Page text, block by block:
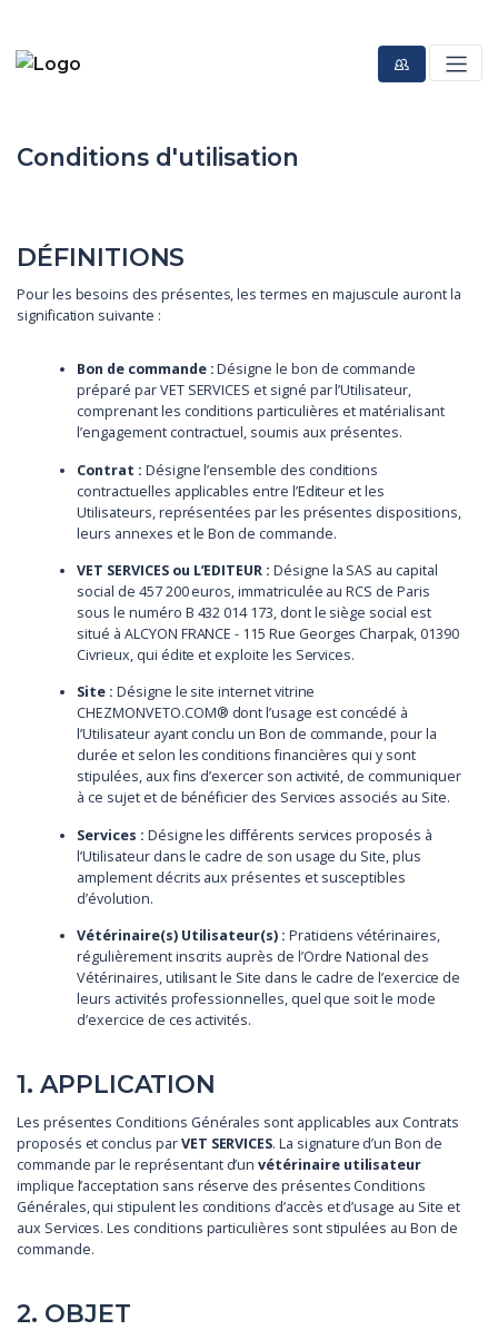
Conditions d'utilisation
DÉFINITIONS
Pour les besoins des présentes, les termes en majuscule auront la
signification suivante :
Bon de commande :Désigne le bon de commande
préparé par VET SERVICES et signé par l’Utilisateur,
comprenant les conditions particulières et matérialisant
l’engagement contractuel, soumis aux présentes.
Contrat : Désigne l’ensemble des conditions
contractuelles applicables entre l’Editeur et les
Utilisateurs, représentées par les présentes dispositions,
leurs annexes et le Bon de commande.
VET SERVICES ou L’EDITEUR : Désigne la SAS au capital
social de 457 200 euros, immatriculée au RCS de Paris
sous le numéro B 432 014 173, dont le siège social est
situé à ALCYON FRANCE - 115 Rue Georges Charpak, 01390
Civrieux, qui édite et exploite les Services.
Site : Désigne le site internet vitrine
CHEZMONVETO.COM® dont l’usage est concédé à
l’Utilisateur ayant conclu un Bon de commande, pour la
durée et selon les conditions financières qui y sont
stipulées, aux fins d’exercer son activité, de communiquer
à ce sujet et de bénéficier des Services associés au Site.
Services : Désigne les différents services proposés à
l’Utilisateur dans le cadre de son usage du Site, plus
amplement décrits aux présentes et susceptibles
d’évolution.
Vétérinaire(s) Utilisateur(s) : Praticiens vétérinaires,
régulièrement inscrits auprès de l’Ordre National des
Vétérinaires, utilisant le Site dans le cadre de l’exercice de
leurs activités professionnelles, quel que soit le mode
d’exercice de ces activités.
1. APPLICATION
Les présentes Conditions Générales sont applicables aux Contrats
proposés et conclus parVET SERVICES. La signature d’un Bon de
commande par le représentant d’unvétérinaire utilisateur
implique l’acceptation sans réserve des présentes Conditions
Générales, qui stipulent les conditions d’accès et d’usage au Site et
aux Services. Les conditions particulières sont stipulées au Bon de
commande.
2. OBJET